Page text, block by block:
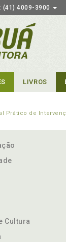
(41) 4009-3900
LIVROS
Prático de
Cultura